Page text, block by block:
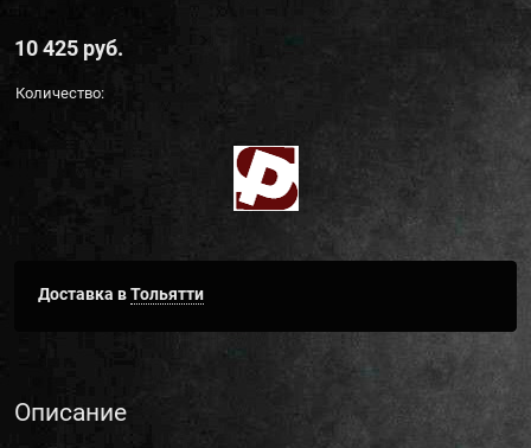
10 425 руб.
Количество:
Доставка вТольятти
Описание